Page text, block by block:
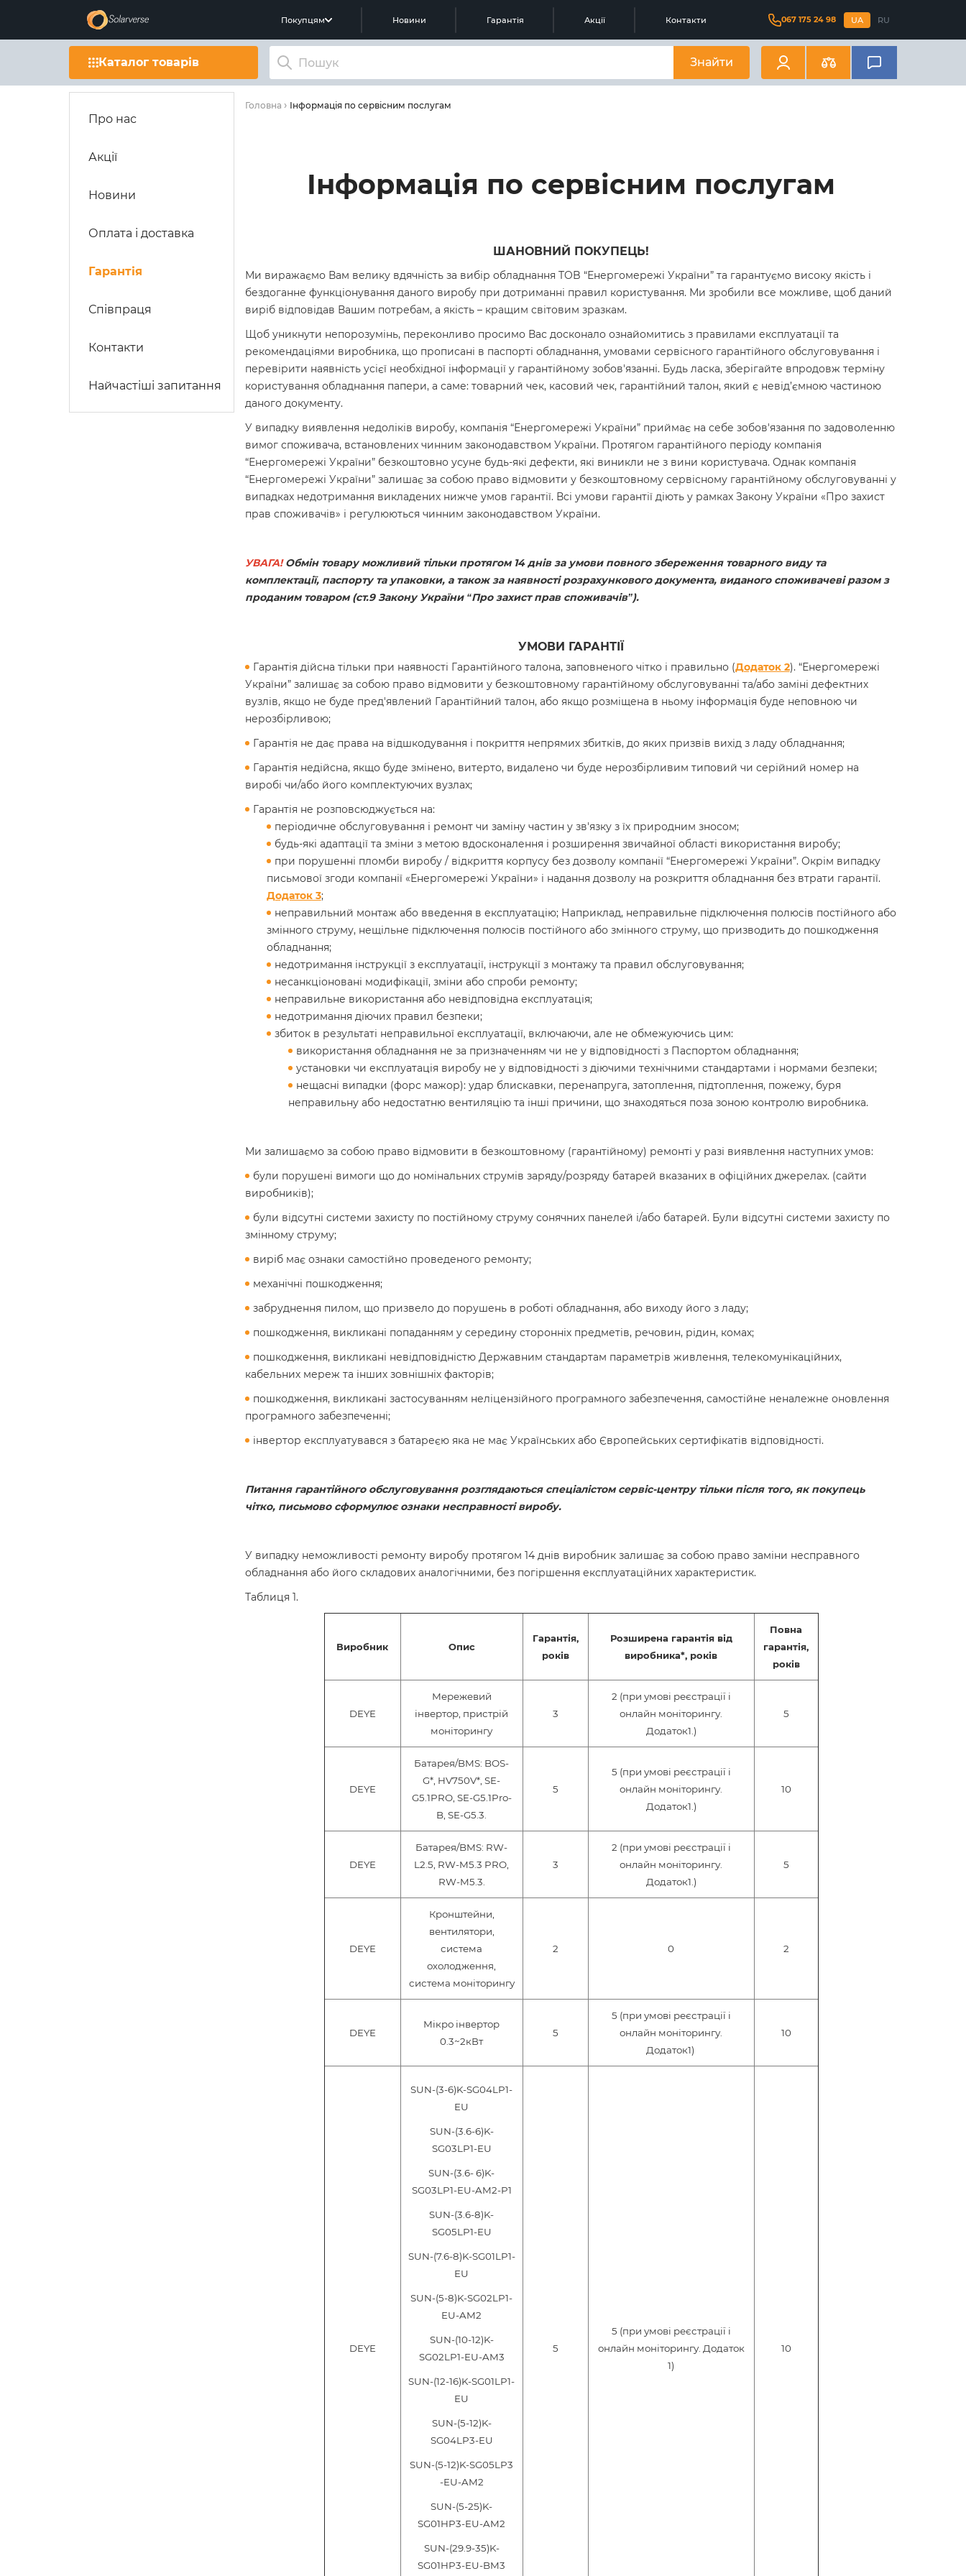
Покупцям Новини Гарантія Акції Контакти 067 175 24 98 UA RU
Каталог товарів Знайти
Про нас
Акції
Новини
Оплата і доставка
Гарантія
Співпраця
Контакти
Найчастіші запитання
Головна Інформація по сервісним послугам
Інформація по сервісним послугам
ШАНОВНИЙ ПОКУПЕЦЬ!
Ми виражаємо Вам велику вдячність за вибір обладнання TOB “Енергомережі України” та гарантуємо високу якість і
бездоганне функціонування даного виробу при дотриманні правил користування. Ми зробили все можливе, щоб даний
виріб відповідав Вашим потребам, а якість – кращим світовим зразкам.
Щоб уникнути непорозумінь, переконливо просимо Вас досконало ознайомитись з правилами експлуатації та
рекомендаціями виробника, що прописані в паспорті обладнання, умовами сервісного гарантійного обслуговування і
перевірити наявність усієї необхідної інформації у гарантійному зобов'язанні. Будь ласка, зберігайте впродовж терміну
користування обладнання папери, а саме: товарний чек, касовий чек, гарантійний талон, який є невід’ємною частиною
даного документу.
У випадку виявлення недоліків виробу, компанія “Енергомережі України” приймає на себе зобов'язання по задоволенню
вимог споживача, встановлених чинним законодавством України. Протягом гарантійного періоду компанія
“Енергомережі України” безкоштовно усуне будь-які дефекти, які виникли не з вини користувача. Однак компанія
“Енергомережі України” залишає за собою право відмовити у безкоштовному сервісному гарантійному обслуговуванні у
випадках недотримання викладених нижче умов гарантії. Всі умови гарантії діють у рамках Закону України «Про захист
прав споживачів» і регулюються чинним законодавством України.
УВАГА!Обмін товару можливий тільки протягом 14 днів за умови повного збереження товарного виду та
комплектації, паспорту та упаковки, а також за наявності розрахункового документа, виданого споживачеві разом з
проданим товаром (ст.9 Закону України “Про захист прав споживачів”).
УМОВИ ГАРАНТІЇ
Гарантія дійсна тільки при наявності Гарантійного талона, заповненого чітко і правильно (Додаток 2). “Енергомережі
України” залишає за собою право відмовити у безкоштовному гарантійному обслуговуванні та/або заміні дефектних
вузлів, якщо не буде пред'явлений Гарантійний талон, або якщо розміщена в ньому інформація буде неповною чи
нерозбірливою;
Гарантія не дає права на відшкодування і покриття непрямих збитків, до яких призвів вихід з ладу обладнання;
Гарантія недійсна, якщо буде змінено, витерто, видалено чи буде нерозбірливим типовий чи серійний номер на
виробі чи/або його комплектуючих вузлах;
Гарантія не розповсюджується на:
періодичне обслуговування і ремонт чи заміну частин у зв'язку з їх природним зносом;
будь-які адаптації та зміни з метою вдосконалення і розширення звичайної області використання виробу;
при порушенні пломби виробу / відкриття корпусу без дозволу компанії “Енергомережі України”. Окрім випадку
письмової згоди компанії «Енергомережі України» і надання дозволу на розкриття обладнання без втрати гарантії.
Додаток 3;
неправильний монтаж або введення в експлуатацію; Наприклад, неправильне підключення полюсів постійного або
змінного струму, нещільне підключення полюсів постійного або змінного струму, що призводить до пошкодження
обладнання;
недотримання інструкції з експлуатації, інструкції з монтажу та правил обслуговування;
несанкціоновані модифікації, зміни або спроби ремонту;
неправильне використання або невідповідна експлуатація;
недотримання діючих правил безпеки;
збиток в результаті неправильної експлуатації, включаючи, але не обмежуючись цим:
використання обладнання не за призначенням чи не у відповідності з Паспортом обладнання;
установки чи експлуатація виробу не у відповідності з діючими технічними стандартами і нормами безпеки;
нещасні випадки (форс мажор): удар блискавки, перенапруга, затоплення, підтоплення, пожежу, буря
неправильну або недостатню вентиляцію та інші причини, що знаходяться поза зоною контролю виробника.
Ми залишаємо за собою право відмовити в безкоштовному (гарантійному) ремонті у разі виявлення наступних умов:
були порушені вимоги що до номінальних струмів заряду/розряду батарей вказаних в офіційних джерелах. (сайти
виробників);
були відсутні системи захисту по постійному струму сонячних панелей і/або батарей. Були відсутні системи захисту по
змінному струму;
виріб має ознаки самостійно проведеного ремонту;
механічні пошкодження;
забруднення пилом, що призвело до порушень в роботі обладнання, або виходу його з ладу;
пошкодження, викликані попаданням у середину сторонніх предметів, речовин, рідин, комах;
пошкодження, викликані невідповідністю Державним стандартам параметрів живлення, телекомунікаційних,
кабельних мереж та інших зовнішніх факторів;
пошкодження, викликані застосуванням неліцензійного програмного забезпечення, самостійне неналежне оновлення
програмного забезпеченні;
інвертор експлуатувався з батареєю яка не має Українських або Європейських сертифікатів відповідності.
Питання гарантійного обслуговування розглядаються спеціалістом сервіс-центру тільки після того, як покупець
чітко, письмово сформулює ознаки несправності виробу.
У випадку неможливості ремонту виробу протягом 14 днів виробник залишає за собою право заміни несправного
обладнання або його складових аналогічними, без погіршення експлуатаційних характеристик.
Таблиця 1.
Виробник Опис
Гарантія,
років
Розширена гарантія від
виробника*, років
Повна
гарантія,
років
DEYE
Мережевий
інвертор, пристрій
моніторингу
3
2 (при умові реєстрації і
онлайн моніторингу.
Додаток1.)
5
DEYE
Батарея/BMS: BOS-
G*, HV750V*, SE-
G5.1PRO, SE-G5.1Pro-
B, SE-G5.3.
5
5 (при умові реєстрації і
онлайн моніторингу.
Додаток1.)
10
DEYE
Батарея/BMS: RW-
L2.5, RW-M5.3 PRO,
RW-M5.3.
3
2 (при умові реєстрації і
онлайн моніторингу.
Додаток1.)
5
DEYE
Кронштейни,
вентилятори,
система
охолодження,
система моніторингу
2 0 2
DEYE
Мікро інвертор
0.3~2кВт
5
5 (при умові реєстрації і
онлайн моніторингу.
Додаток1)
10
DEYE
SUN-(3-6)K-SG04LP1-
EU
SUN-(3.6-6)K-
SG03LP1-EU
SUN-(3.6- 6)K-
SG03LP1-EU-AM2-P1
SUN-(3.6-8)K-
SG05LP1-EU
SUN-(7.6-8)K-SG01LP1-
EU
SUN-(5-8)K-SG02LP1-
EU-AM2
SUN-(10-12)K-
SG02LP1-EU-AM3
SUN-(12-16)K-SG01LP1-
EU
SUN-(5-12)K-
SG04LP3-EU
SUN-(5-12)K-SG05LP3
-EU-AM2
SUN-(5-25)K-
SG01HP3-EU-AM2
SUN-(29.9-35)K-
SG01HP3-EU-BM3
5
5 (при умові реєстрації і
онлайн моніторингу. Додаток
1)
10